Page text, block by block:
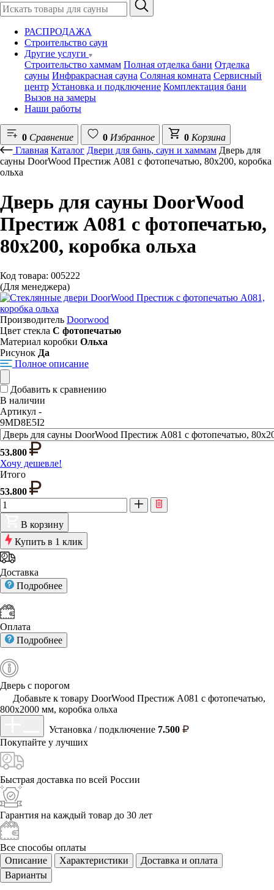
РАСПРОДАЖА
Строительство саун
Другие услуги
Строительство хаммам Полная отделка бани Отделка
сауны Инфракрасная сауна Соляная комната Сервисный
центр Установка и подключение Комплектация бани
Вызов на замеры
Наши работы
0 Сравнение 0 Избранное 0 Корзина
Главная Каталог Двери для бань, саун и хаммам Дверь для
сауны DoorWood Престиж А081 с фотопечатью, 80х200, коробка
ольха
Дверь для сауны DoorWood
Престиж А081 с фотопечатью,
80х200, коробка ольха
Код товара: 005222
(Для менеджера)
Производитель Doorwood
Цвет стекла С фотопечатью
Материал коробки Ольха
Рисунок Да
Полное описание
Добавить к сравнению
В наличии
Артикул -
9MD8E5I2
53.800
Хочу дешевле!
Итого
53.800
В корзину
Купить в 1 клик
Доставка
Подробнее
Оплата
Подробнее
Дверь с порогом
Добавьте к товару DoorWood Престиж А081 с фотопечатью,
800х2000 мм, коробка ольха
Установка / подключение 7.500
Покупайте у лучших
Быстрая доставка по всей России
Гарантия на каждый товар до 30 лет
Все способы оплаты
Описание
Характеристики
Доставка и оплата
Варианты